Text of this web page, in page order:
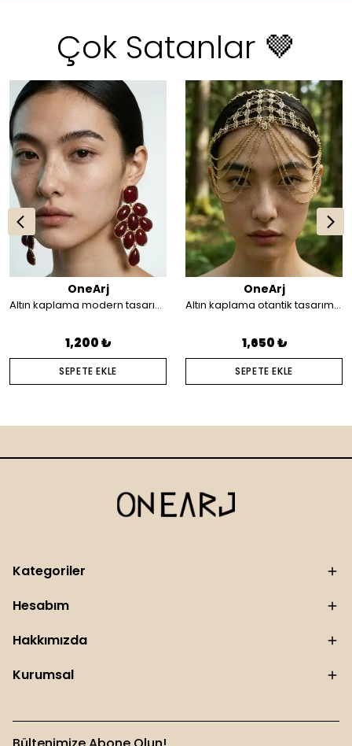
Çok Satanlar 🤎
OneArj
Altın kaplama modern tasarım küpe
1,200 ₺
SEPETE EKLE
OneArj
Altın kaplama otantik tasarım saç aksesuarı
1,650 ₺
SEPETE EKLE
Kategoriler
Hesabım
Hakkımızda
Kurumsal